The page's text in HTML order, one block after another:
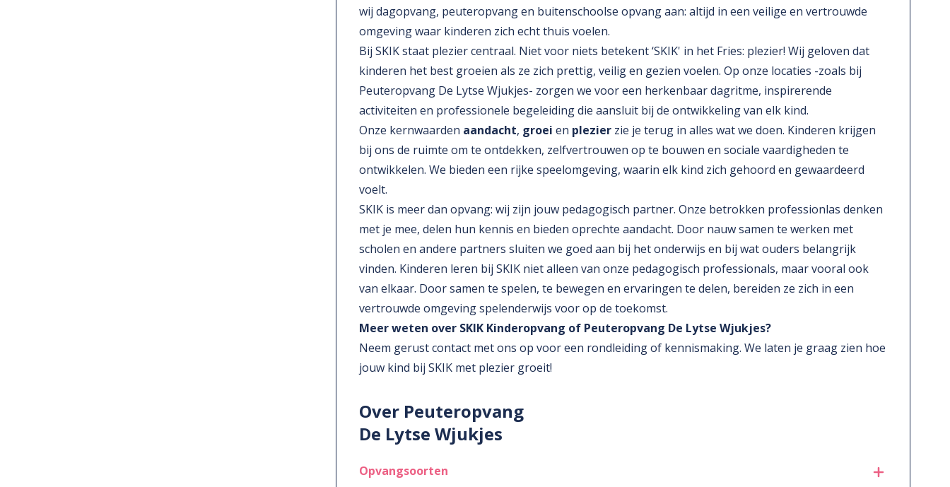
wij dagopvang, peuteropvang en buitenschoolse opvang aan: altijd in een veilige en vertrouwde
omgeving waar kinderen zich echt thuis voelen.
Bij SKIK staat plezier centraal. Niet voor niets betekent ‘SKIK' in het Fries: plezier! Wij geloven dat
kinderen het best groeien als ze zich prettig, veilig en gezien voelen. Op onze locaties -zoals bij
Peuteropvang De Lytse Wjukjes- zorgen we voor een herkenbaar dagritme, inspirerende
activiteiten en professionele begeleiding die aansluit bij de ontwikkeling van elk kind.
Onze kernwaarden aandacht, groei en plezierzie je terug in alles wat we doen. Kinderen krijgen
bij ons de ruimte om te ontdekken, zelfvertrouwen op te bouwen en sociale vaardigheden te
ontwikkelen. We bieden een rijke speelomgeving, waarin elk kind zich gehoord en gewaardeerd
voelt.
SKIK is meer dan opvang: wij zijn jouw pedagogisch partner. Onze betrokken professionlas denken
met je mee, delen hun kennis en bieden oprechte aandacht. Door nauw samen te werken met
scholen en andere partners sluiten we goed aan bij het onderwijs en bij wat ouders belangrijk
vinden. Kinderen leren bij SKIK niet alleen van onze pedagogisch professionals, maar vooral ook
van elkaar. Door samen te spelen, te bewegen en ervaringen te delen, bereiden ze zich in een
vertrouwde omgeving spelenderwijs voor op de toekomst.
Meer weten over SKIK Kinderopvang of Peuteropvang De Lytse Wjukjes?
Neem gerust contact met ons op voor een rondleiding of kennismaking. We laten je graag zien hoe
jouw kind bij SKIK met plezier groeit!
Over Peuteropvang
De Lytse Wjukjes
Opvangsoorten